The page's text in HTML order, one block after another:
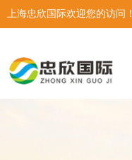
上海忠欣国际欢迎您的访问！